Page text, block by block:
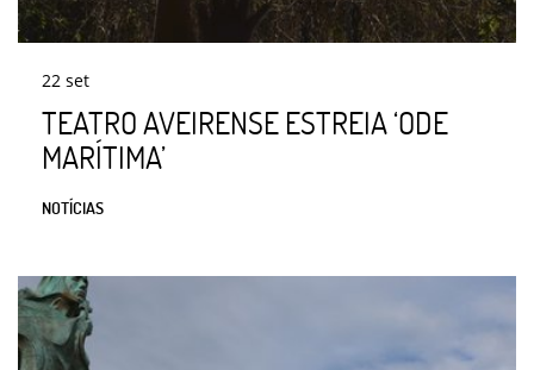
22 set
TEATRO AVEIRENSE ESTREIA ‘ODE
MARÍTIMA’
NOTÍCIAS